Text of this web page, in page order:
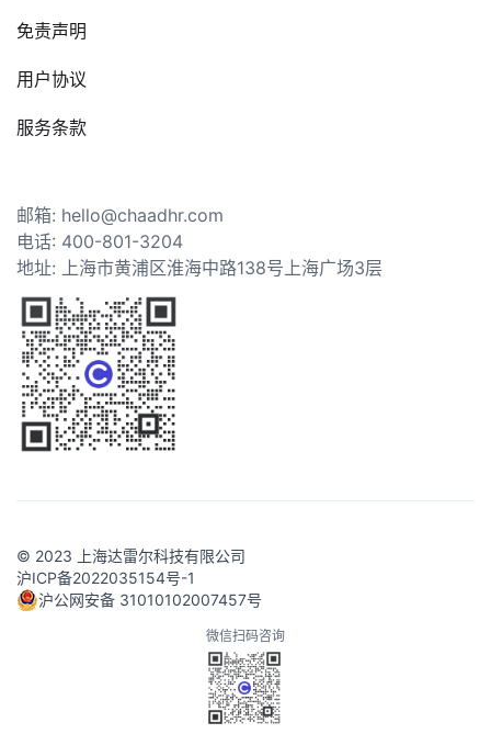
免责声明
用户协议
服务条款
邮箱: hello@chaadhr.com
电话: 400-801-3204
地址: 上海市黄浦区淮海中路138号上海广场3层
© 2023 上海达雷尔科技有限公司
沪ICP备2022035154号-1
沪公网安备 31010102007457号
微信扫码咨询